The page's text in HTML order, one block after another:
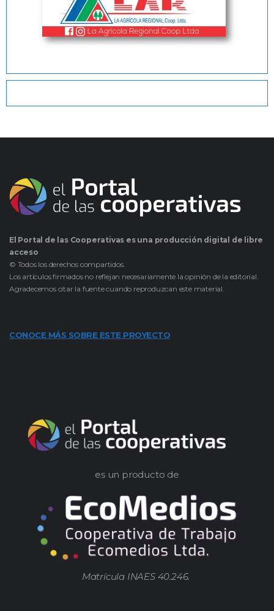
El Portal de las Cooperativas es una producción digital de libre
acceso
© Todos los derechos compartidos.
Los artículos firmados no reflejan necesariamente la opinión de la editorial.
Agradecemos citar la fuente cuando reproduzcan este material.
CONOCE MÁS SOBRE ESTE PROYECTO
es un producto de
Matrícula INAES 40.246.